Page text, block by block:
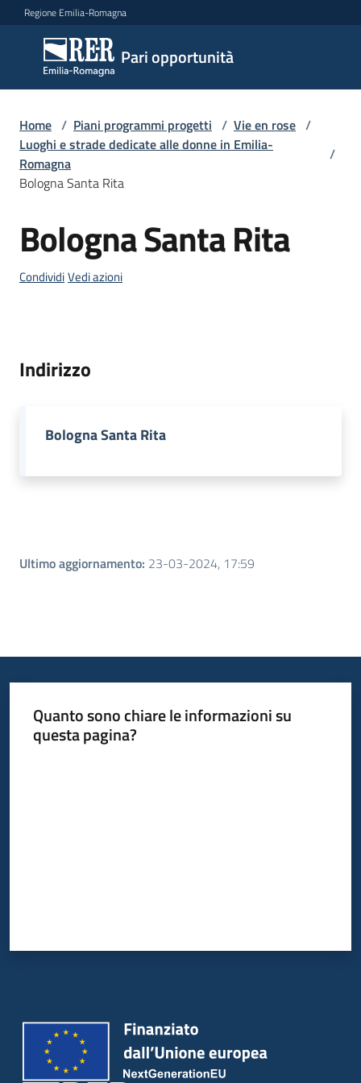
Vai al contenuto
Vai alla navigazione
Vai al footer
Regione Emilia-Romagna
Pari opportunità
Pari
opportunità
Argomenti
Servizi
Progetti
Home / Piani programmi progetti / Vie en rose /
Luoghi e strade dedicate alle donne in Emilia-
Romagna
/
Bologna Santa Rita
Salta al contenuto
Bologna Santa Rita
CondividiVedi azioni
Indirizzo
Bologna Santa Rita
Ultimo aggiornamento: 23-03-2024, 17:59
Quanto sono chiare le informazioni su
questa pagina?